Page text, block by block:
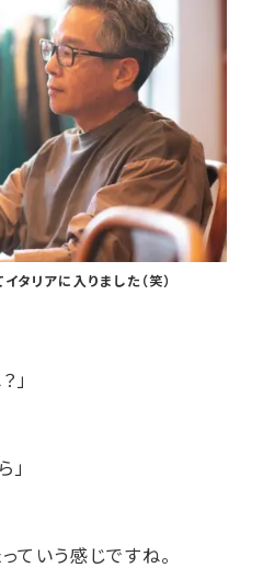
タリアに入りました（笑）
」
」
ていう感じですね。